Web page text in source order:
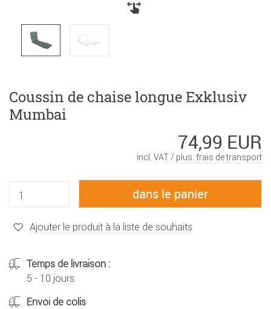
Coussin de chaise longue Exklusiv
Mumbai
74,99 EUR
incl. VAT / plus. frais de transport
Ajouter le produit à la liste de souhaits
Temps de livraison :
5 - 10 jours
Envoi de colis